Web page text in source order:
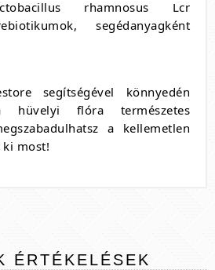
rhamnosus Lcr
segédanyagként
segítségével könnyedén
hüvelyi flóra természetes
a kellemetlen
most!
ÉRTÉKELÉSEK